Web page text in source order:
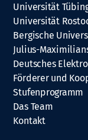
Universität
Universität
Bergische
Julius-
Deutsches
Förderer und
Stufenprogramm
Das Team
Kontakt